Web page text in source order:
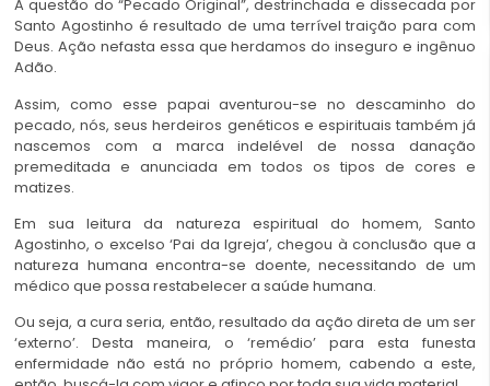
A questão do “Pecado Original”, destrinchada e dissecada por
Santo Agostinho é resultado de uma terrível traição para com
Deus. Ação nefasta essa que herdamos do inseguro e ingênuo
Adão.
Assim, como esse papai aventurou-se no descaminho do
pecado, nós, seus herdeiros genéticos e espirituais também já
nascemos com a marca indelével de nossa danação
premeditada e anunciada em todos os tipos de cores e
matizes.
Em sua leitura da natureza espiritual do homem, Santo
Agostinho, o excelso ‘Pai da Igreja’, chegou à conclusão que a
natureza humana encontra-se doente, necessitando de um
médico que possa restabelecer a saúde humana.
Ou seja, a cura seria, então, resultado da ação direta de um ser
‘externo’. Desta maneira, o ‘remédio’ para esta funesta
enfermidade não está no próprio homem, cabendo a este,